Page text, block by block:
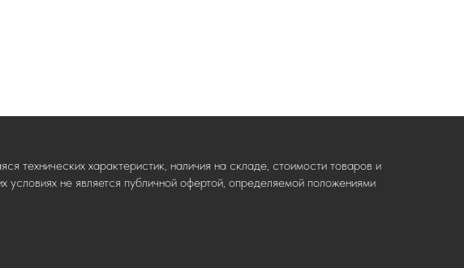
технических характеристик, наличия на складе, стоимости товаров и
условиях не является публичной офертой, определяемой положениями